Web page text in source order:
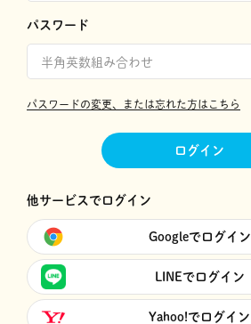
パスワード
パスワードの変更、または忘れた方はこちら
ログイン
他サービスでログイン
Googleでログイン
LINEでログイン
Yahoo!でログイン